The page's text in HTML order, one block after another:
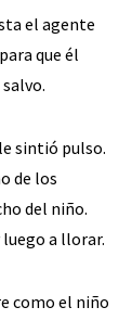
el agente
que él
sintió pulso.
de los
del niño.
a llorar.
como el niño